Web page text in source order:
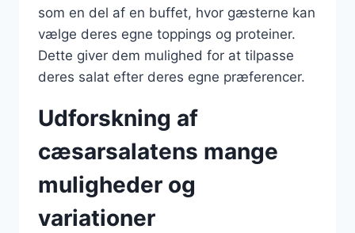
som en del af en buffet, hvor gæsterne kan
vælge deres egne toppings og proteiner.
Dette giver dem mulighed for at tilpasse
deres salat efter deres egne præferencer.
Udforskning af
cæsarsalatens mange
muligheder og
variationer